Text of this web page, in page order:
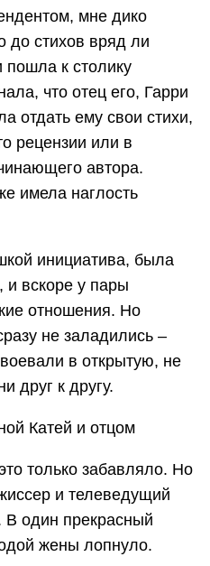
мне дико
до стихов вряд ли
пошла к столику
что отец его, Гарри
отдать ему свои стихи,
рецензии или в
автора.
имела наглость
инициатива, была
вскоре у пары
отношения. Но
не заладились –
в открытую, не
друг к другу.
Катей и отцом
только забавляло. Но
и телеведущий
В один прекрасный
жены лопнуло.